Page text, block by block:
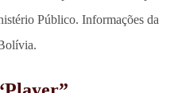
Público. Informações da